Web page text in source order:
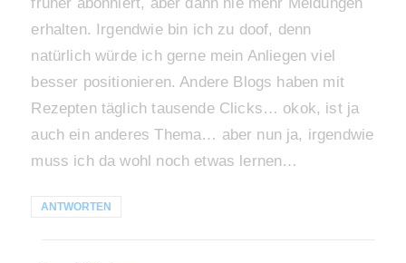
erhalten. Irgendwie bin ich zu doof, denn
natürlich würde ich gerne mein Anliegen viel
besser positionieren. Andere Blogs haben mit
Rezepten täglich tausende Clicks… okok, ist ja
auch ein anderes Thema… aber nun ja, irgendwie
muss ich da wohl noch etwas lernen…
ANTWORTEN